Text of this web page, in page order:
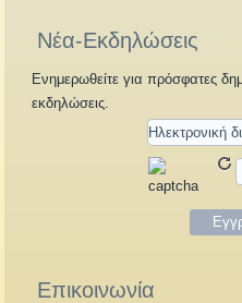
Νέα-Εκδηλώσεις
Ενημερωθείτε για πρόσφατες
εκδηλώσεις.
Επικοινωνία